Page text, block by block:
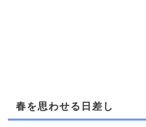
春を思わせる日差し